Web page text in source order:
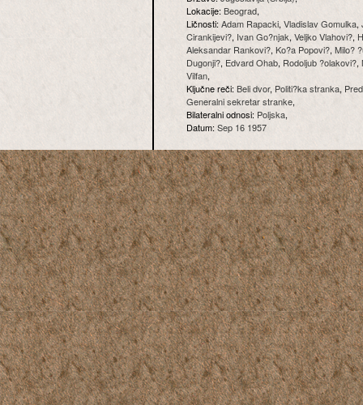
Lokacije:Beograd,
Ličnosti:Adam Rapacki, Vladislav Gomulka,
Cirankijevi?, Ivan Go?njak, Veljko Vlahovi?,
Aleksandar Rankovi?, Ko?a Popovi?, Milo?
Dugonji?, Edvard Ohab, Rodoljub ?olakovi?,
Vilfan,
Ključne reči:Beli dvor, Politi?ka stranka,
Generalni sekretar stranke,
Bilateralni odnosi: Poljska,
Datum:Sep 16 1957